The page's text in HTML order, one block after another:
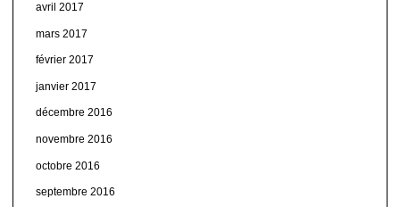
avril 2017
mars 2017
février 2017
janvier 2017
décembre 2016
novembre 2016
octobre 2016
septembre 2016